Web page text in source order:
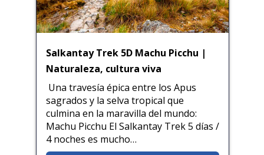
Manu
Puno
Camino Inca
Iquitos
Quillabamba
Salkantay
BLOG
CONTÁCTANOS
Salkantay Trek 5D Machu Picchu |
Naturaleza, cultura viva
Una travesía épica entre los Apus
sagrados y la selva tropical que
culmina en la maravilla del mundo:
Machu Picchu El Salkantay Trek 5 días /
4 noches es mucho…